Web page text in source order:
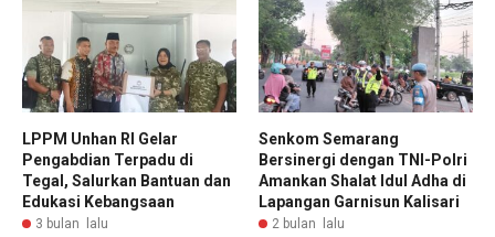
LPPM Unhan RI Gelar
Pengabdian Terpadu di
Tegal, Salurkan Bantuan dan
Edukasi Kebangsaan
3 bulan lalu
Senkom Semarang
Bersinergi dengan TNI-Polri
Amankan Shalat Idul Adha di
Lapangan Garnisun Kalisari
2 bulan lalu